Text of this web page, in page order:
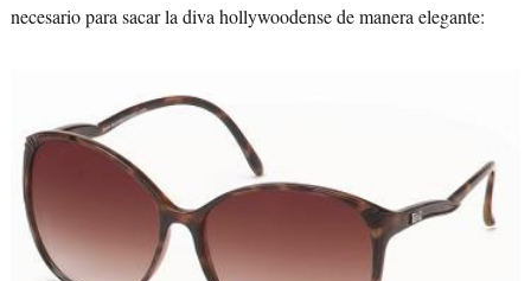
necesario para sacar la diva hollywoodense de manera elegante: